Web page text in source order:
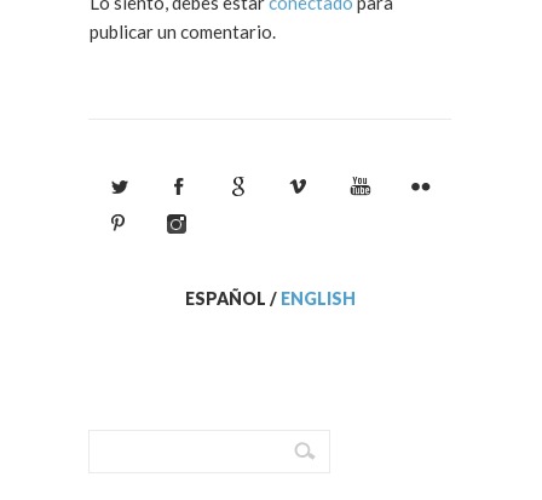
publicar un comentario.
ESPAÑOL / ENGLISH